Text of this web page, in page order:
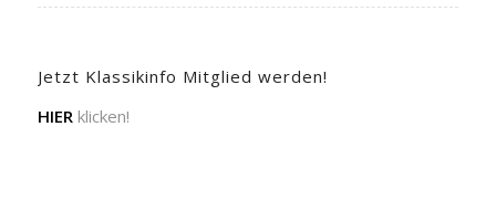
Jetzt Klassikinfo Mitglied werden!
HIERklicken!